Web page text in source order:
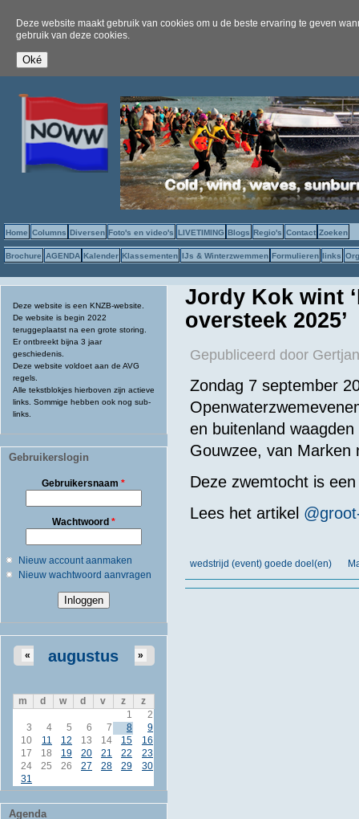
Deze website maakt gebruik van cookies om u de beste ervaring te geven
gebruik van deze cookies.
Home Columns Diversen Foto's en video's LIVETIMING Blogs Regio's Contact Zoeken
Brochure AGENDA Kalender Klassementen IJs & Winterzwemmen Formulieren links
Deze website is een KNZB-website.
De website is begin 2022
teruggeplaatst na een grote storing.
Er ontbreekt bijna 3 jaar
geschiedenis.
Deze website voldoet aan de AVG
regels.
Alle tekstblokjes hierboven zijn actieve
links. Sommige hebben ook nog sub-
links.
Gebruikerslogin
Gebruikersnaam*
Wachtwoord *
Nieuw account aanmaken
Nieuw wachtwoord aanvragen
augustus
« »
m d w d v z
z
1
2
3
4 5 6 7 8
9
10
11 12 13 14 15
16
17
18 19 20 21 22
23
24
25 26 27 28 29
30
31
Agenda
Jordy Kok wint
oversteek 2025’
Gepubliceerd door
Zondag 7 september
en buitenland
Gouwzee, van Marken
Deze zwemtocht is
Lees het artikel
wedstrijd (event) goede doel(en)